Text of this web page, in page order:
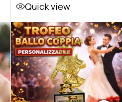
Quick view